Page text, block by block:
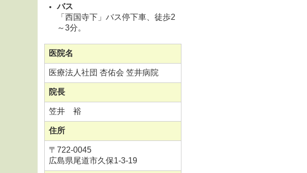
バス
「西国寺下」バス停下車、徒歩2
～3分。
医院名
医療法人社団 杏佑会 笠井病院
院長
笠井 裕
住所
〒722-0045
広島県尾道市久保1-3-19